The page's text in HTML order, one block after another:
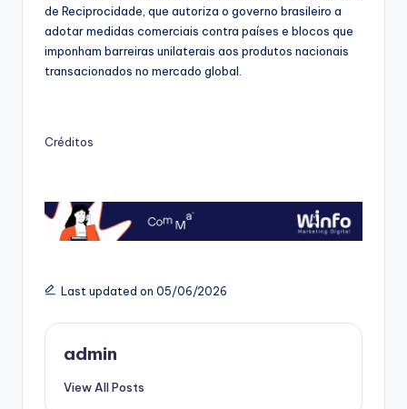
de Reciprocidade, que autoriza o governo brasileiro a
adotar medidas comerciais contra países e blocos que
imponham barreiras unilaterais aos produtos nacionais
transacionados no mercado global.
Créditos
Last updated on 05/06/2026
admin
View All Posts